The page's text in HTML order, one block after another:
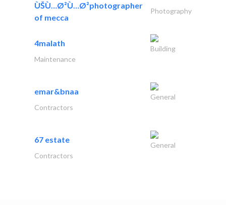
ÙŠÙ…Ø²Ù…Ø²photographer
of mecca
Photography
4malath
Building
Maintenance
emar&bnaa
General
Contractors
67 estate
General
Contractors